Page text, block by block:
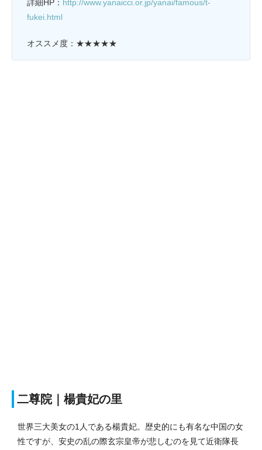
詳細HP： http://www.yanaicci.or.jp/yanai/famous/t-
fukei.html
オススメ度：★★★★★
二尊院｜楊貴妃の里
世界三大美女の1人である楊貴妃。歴史的にも有名な中国の女
性ですが、安史の乱の際玄宗皇帝が悲しむのを見て近衛隊長